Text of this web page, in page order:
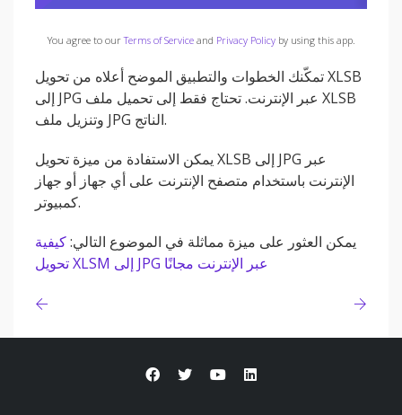
You agree to ourTerms of Serviceand Privacy Policyby using this app.
تمكّنك الخطوات والتطبيق الموضح أعلاه من تحويل XLSB
إلى JPG عبر الإنترنت. تحتاج فقط إلى تحميل ملف XLSB
وتنزيل ملف JPG الناتج.
يمكن الاستفادة من ميزة تحويل XLSB إلى JPG عبر
الإنترنت باستخدام متصفح الإنترنت على أي جهاز أو جهاز
كمبيوتر.
يمكن العثور على ميزة مماثلة في الموضوع التالي:كيفية
تحويل XLSM إلى JPG عبر الإنترنت مجانًا